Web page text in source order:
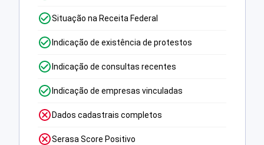
Situação na Receita Federal
Indicação de existência de protestos
Indicação de consultas recentes
Indicação de empresas vinculadas
Dados cadastrais completos
Serasa Score Positivo